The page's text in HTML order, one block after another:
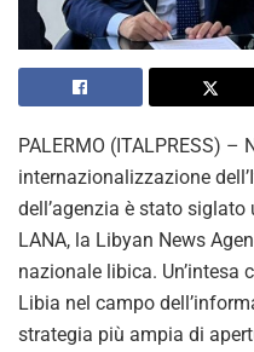
PALERMO (ITALPRESS)
internazionalizzazione
dell’agenzia è stato
LANA, la Libyan News
nazionale libica.
Libia nel campo
strategia più ampia di